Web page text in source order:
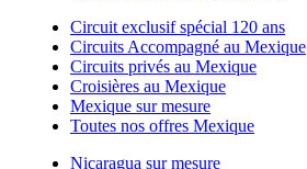
Circuit exclusif spécial 120 ans
Circuits Accompagné au Mexique
Circuits privés au Mexique
Croisières au Mexique
Mexique sur mesure
Toutes nos offres Mexique
Nicaragua sur mesure